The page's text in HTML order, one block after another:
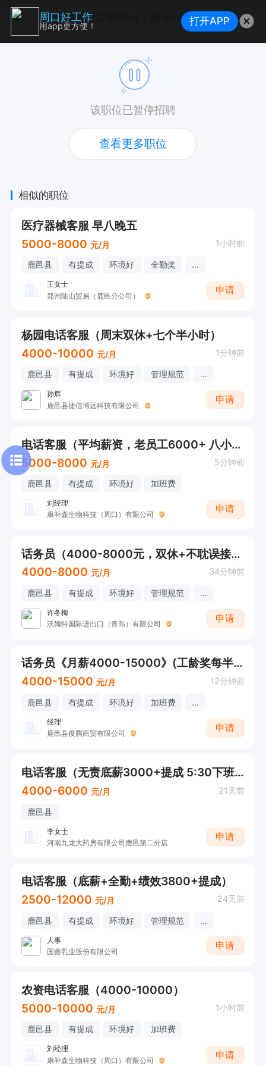
无责底薪2800+(工龄半年底薪➕500）+八小时的电话客服
该职位已暂停招聘
查看更多职位
相似的职位
医疗器械客服 早八晚五
5000-8000 元/月 1小时前
鹿邑县 有提成 环境好 全勤奖 ...
王女士
郑州陆山贸易（鹿邑分公司）
申请
杨园电话客服（周末双休+七个半小时）
4000-10000 元/月 1分钟前
鹿邑县 有提成 环境好 管理规范 ...
孙辉
鹿邑县捷信博远科技有限公司
申请
电话客服（平均薪资，老员工6000+ 八小时工作）
5000-8000 元/月 5分钟前
鹿邑县 有提成 环境好 加班费
刘经理
康补森生物科技（周口）有限公司
申请
话务员（4000-8000元，双休+不耽误接送小孩，下午五点30下班）
4000-8000 元/月 34分钟前
鹿邑县 有提成 环境好 管理规范 ...
许冬梅
沃姆特国际进出口（青岛）有限公司
申请
话务员《月薪4000-15000》(工龄奖每半年底薪➕500）+八小时+节假日福利
4000-15000 元/月 12分钟前
鹿邑县 有提成 环境好 加班费 ...
经理
鹿邑县俊腾商贸有限公司
申请
电话客服（无责底薪3000+提成 5:30下班 不耽误接送）
4000-6000 元/月 21天前
鹿邑县
李女士
河南九龙大药房有限公司鹿邑第二分店
申请
电话客服（底薪+全勤+绩效3800+提成）
2500-12000 元/月 24天前
鹿邑县 有提成 环境好 管理规范 ...
人事
国善乳业股份有限公司
申请
农资电话客服（4000-10000）
5000-10000 元/月 1小时前
鹿邑县 有提成 环境好 加班费
刘经理
康补森生物科技（周口）有限公司
申请
周口好工作
用app更方便！ 打开APP